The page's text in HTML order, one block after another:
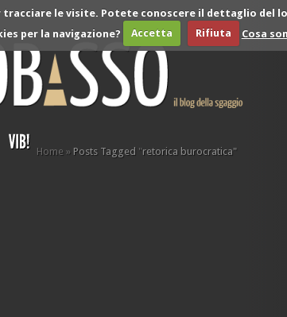
tracciare le visite. Potete conoscere il dettaglio del
per la navigazione?
Accetta Rifiuta Cosa
Home » Posts Tagged "retorica burocratica"